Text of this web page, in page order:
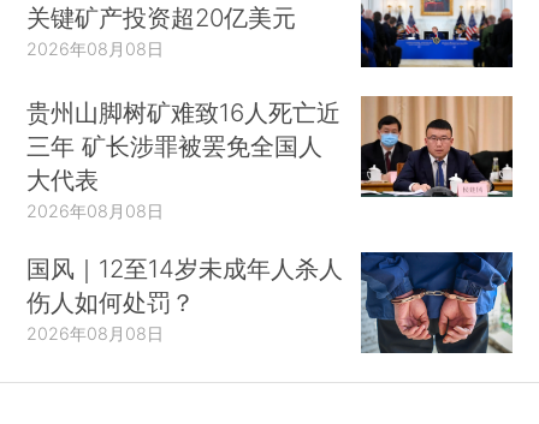
关键矿产投资超20亿美元
2026年08月08日
贵州山脚树矿难致16人死亡近
三年 矿长涉罪被罢免全国人
大代表
2026年08月08日
国风｜12至14岁未成年人杀人
伤人如何处罚？
2026年08月08日